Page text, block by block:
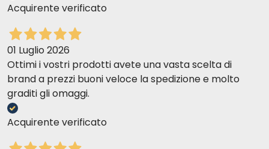
Acquirente verificato
01 Luglio 2026
Ottimi i vostri prodotti avete una vasta scelta di
brand a prezzi buoni veloce la spedizione e molto
graditi gli omaggi.
Acquirente verificato